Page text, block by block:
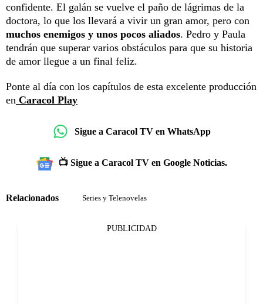
confidente. El galán se vuelve el paño de lágrimas de la
doctora, lo que los llevará a vivir un gran amor, pero con
muchos enemigos y unos pocos aliados. Pedro y Paula
tendrán que superar varios obstáculos para que su historia
de amor llegue a un final feliz.
Ponte al día con los capítulos de esta excelente producción
en Caracol Play
Sigue a Caracol TV en WhatsApp
📺 Sigue a Caracol TV en Google Noticias.
Relacionados Series y Telenovelas
PUBLICIDAD